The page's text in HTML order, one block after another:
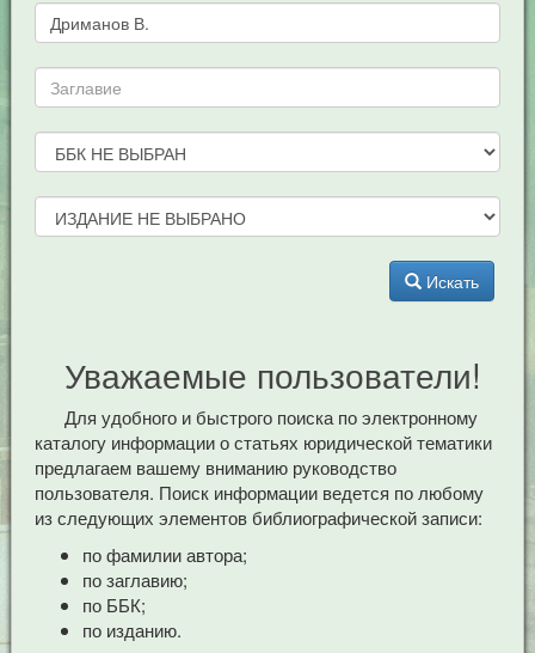
Искать
Уважаемые пользователи!
Для удобного и быстрого поиска по электронному
каталогу информации о статьях юридической тематики
предлагаем вашему вниманию руководство
пользователя. Поиск информации ведется по любому
из следующих элементов библиографической записи:
по фамилии автора;
по заглавию;
по ББК;
по изданию.